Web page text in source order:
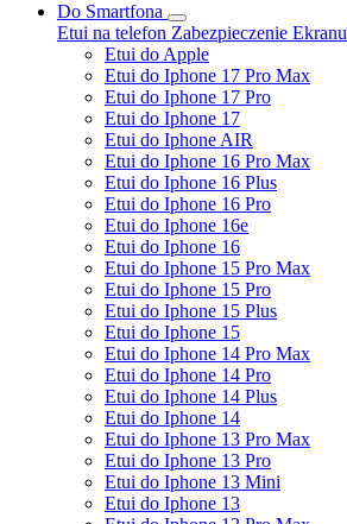
Do Smartfona
Etui na telefon Zabezpieczenie Ekranu
Etui do Apple
Etui do Iphone 17 Pro Max
Etui do Iphone 17 Pro
Etui do Iphone 17
Etui do Iphone AIR
Etui do Iphone 16 Pro Max
Etui do Iphone 16 Plus
Etui do Iphone 16 Pro
Etui do Iphone 16e
Etui do Iphone 16
Etui do Iphone 15 Pro Max
Etui do Iphone 15 Pro
Etui do Iphone 15 Plus
Etui do Iphone 15
Etui do Iphone 14 Pro Max
Etui do Iphone 14 Pro
Etui do Iphone 14 Plus
Etui do Iphone 14
Etui do Iphone 13 Pro Max
Etui do Iphone 13 Pro
Etui do Iphone 13 Mini
Etui do Iphone 13